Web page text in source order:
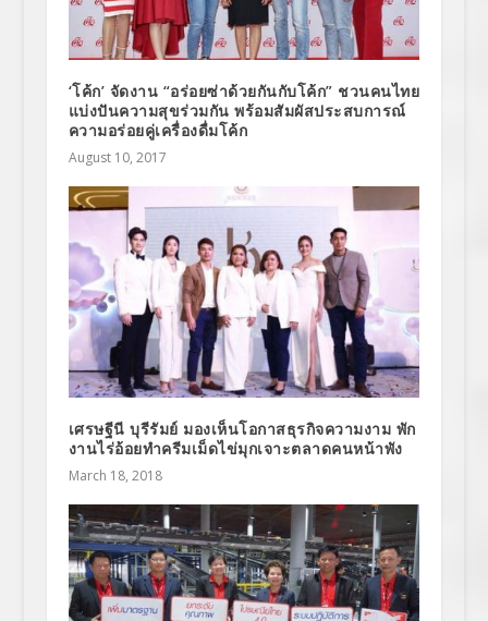
‘โค้ก’ จัดงาน “อร่อยซ่าด้วยกันกับโค้ก” ชวนคนไทย
แบ่งปันความสุขร่วมกัน พร้อมสัมผัสประสบการณ์
ความอร่อยคู่เครื่องดื่มโค้ก
August 10, 2017
เศรษฐีนี บุรีรัมย์ มองเห็นโอกาสธุรกิจความงาม พัก
งานไร่อ้อยทำครีมเม็ดไข่มุกเจาะตลาดคนหน้าพัง
March 18, 2018